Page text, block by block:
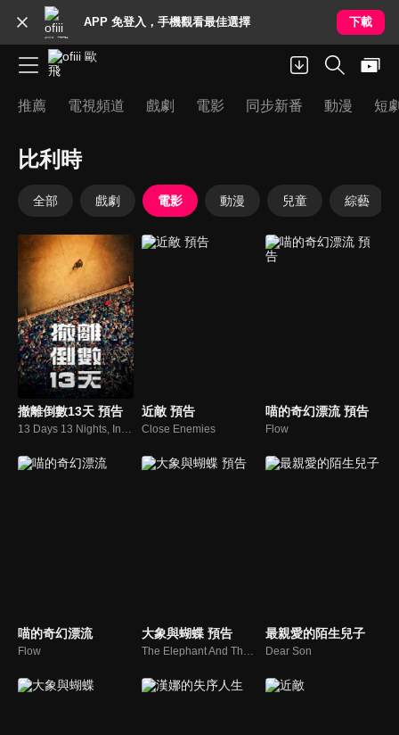
APP 免登入，手機觀看最佳選擇 下載
推薦 電視頻道 戲劇 電影 同步新番 動漫 短
比利時
全部 戲劇 電影 動漫 兒童 綜藝
撤離倒數13天 預告
13 Days 13 Nights, In the Hell of Kabul
近敵 預告
Close Enemies
喵的奇幻漂流 預告
Flow
喵的奇幻漂流
Flow
大象與蝴蝶 預告 最親愛的陌生兒子
Dear Son